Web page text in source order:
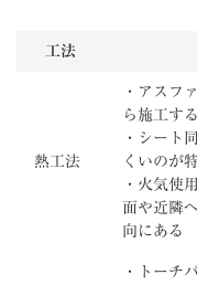
工法
熱工法
・アスフ
ら施工す
・シート
くいのが
・火気使
面や近隣
向にある
・トーチ